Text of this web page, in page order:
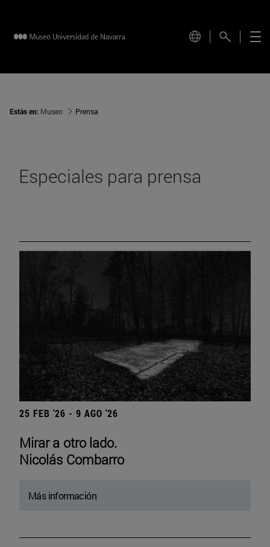
Estás en: Museo Prensa
Especiales para prensa
25 FEB '26 - 9 AGO '26
Mirar a otro lado.
Nicolás Combarro
Más información